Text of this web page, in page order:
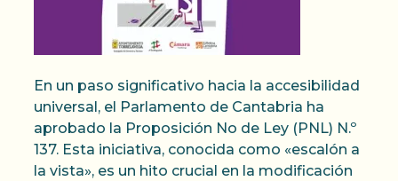
En un paso significativo hacia la accesibilidad
universal, el Parlamento de Cantabria ha
aprobado la Proposición No de Ley (PNL) N.º
137. Esta iniciativa, conocida como «escalón a
la vista», es un hito crucial en la modificación